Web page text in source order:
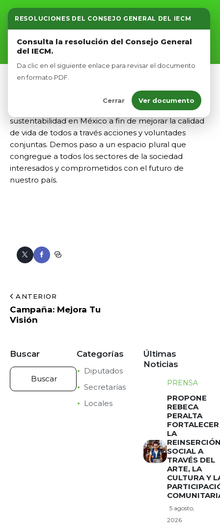
RESOLUCIONES DEL CONSEJO GENERAL DEL IECM
Consulta la resolución del Consejo General
del IECM.
Da clic en el siguiente enlace para revisar el documento
en formato PDF.
Cerrar Ver documento
Inicio
Nosotros
Afíliate
Unamos esfuerzos para mejorar el escenario de la
sustentabilidad en México a fin de mejorar la calidad
de vida de todos a través acciones y voluntades
conjuntas. Demos paso a un espacio plural que
congregue a todos los sectores de la sociedad
interesados y comprometidos con el futuro de
nuestro país.
ANTERIOR
Campaña: Mejora Tu
Visión
Buscar Categorías
Diputados
Secretarías
Locales
Últimas
Noticias
PRENSA
PROPONE
REBECA
PERALTA
FORTALECER
LA
SOCIAL A
TRAVÉS DEL
ARTE, LA
CULTURA Y
5 agosto,
2026